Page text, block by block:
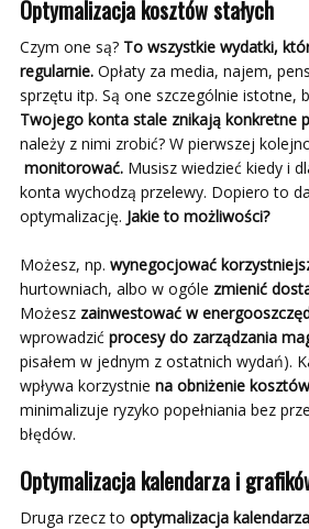
Optymalizacja kosztów stałych
Czym one są? To wszystkie wydatki,
regularnie. Opłaty za media, najem,
sprzętu itp. Są one szczególnie istotne,
Twojego konta stale znikają konkretne
należy z nimi zrobić? W pierwszej
monitorować. Musisz wiedzieć kiedy i
konta wychodzą przelewy. Dopiero to
optymalizację. Jakie to możliwości?
Możesz, np. wynegocjować
hurtowniach, albo w ogóle zmienić
Możesz zainwestować w
wprowadzić procesy do zarządzania
pisałem w jednym z ostatnich wydań).
wpływa korzystnie na obniżenie
minimalizuje ryzyko popełniania bez
błędów.
Optymalizacja kalendarza i
Druga rzecz to optymalizacja